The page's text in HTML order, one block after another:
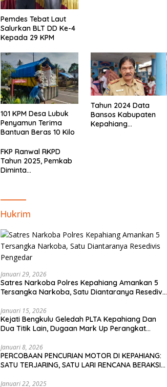
Pemdes Tebat Laut
Salurkan BLT DD Ke-4
Kepada 29 KPM
101 KPM Desa Lubuk
Penyamun Terima
Bantuan Beras 10 Kilo
Tahun 2024 Data
Bansos Kabupaten
Kepahiang
FKP Ranwal RKPD
Tahun 2025, Pemkab
Diminta
Kepahiang
Hukrim
Januari 29, 2026
Satres Narkoba Polres Kepahiang Amankan 5
Tersangka Narkoba, Satu Diantaranya Resedivis
Januari 15, 2026
Kejati Bengkulu Geledah PLTA Kepahiang Dan
Dua Titik Lain, Dugaan Mark Up Perangkat
Januari 8, 2026
PERCOBAAN PENCURIAN MOTOR DI KEPAHIANG:
SATU TERJARING, SATU LARI RENCANA BERAKSI
Januari 22, 2025